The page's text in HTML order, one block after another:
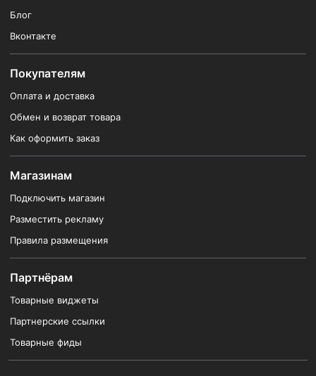
Блог
Вконтакте
Покупателям
Оплата и доставка
Обмен и возврат товара
Как оформить заказ
Магазинам
Подключить магазин
Разместить рекламу
Правила размещения
Партнёрам
Товарные виджеты
Партнерские ссылки
Товарные фиды